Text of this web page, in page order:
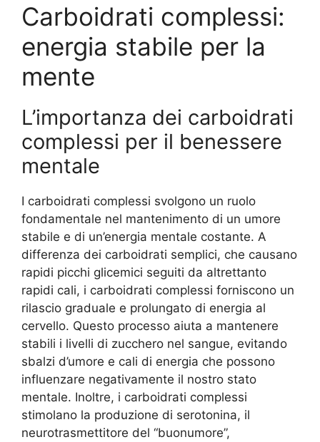
Carboidrati complessi:
energia stabile per la
mente
L’importanza dei carboidrati
complessi per il benessere
mentale
I carboidrati complessi svolgono un ruolo
fondamentale nel mantenimento di un umore
stabile e di un’energia mentale costante. A
differenza dei carboidrati semplici, che causano
rapidi picchi glicemici seguiti da altrettanto
rapidi cali, i carboidrati complessi forniscono un
rilascio graduale e prolungato di energia al
cervello. Questo processo aiuta a mantenere
stabili i livelli di zucchero nel sangue, evitando
sbalzi d’umore e cali di energia che possono
influenzare negativamente il nostro stato
mentale. Inoltre, i carboidrati complessi
stimolano la produzione di serotonina, il
neurotrasmettitore del “buonumore”,